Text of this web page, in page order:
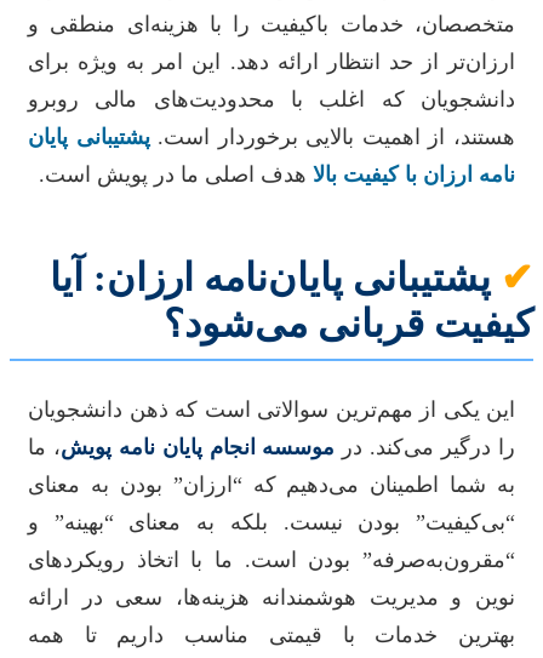
متخصصان، خدمات باکیفیت را با هزینه‌ای منطقی و
ارزان‌تر از حد انتظار ارائه دهد. این امر به ویژه برای
دانشجویان که اغلب با محدودیت‌های مالی روبرو
هستند، از اهمیت بالایی برخوردار است.پشتیبانی پایان
نامه ارزان با کیفیت بالا هدف اصلی ما در پویش است.
✔ پشتیبانی پایان‌نامه ارزان: آیا
کیفیت قربانی می‌شود؟
این یکی از مهم‌ترین سوالاتی است که ذهن دانشجویان
را درگیر می‌کند. در موسسه انجام پایان نامه پویش، ما
به شما اطمینان می‌دهیم که “ارزان” بودن به معنای
“بی‌کیفیت” بودن نیست. بلکه به معنای “بهینه” و
“مقرون‌به‌صرفه” بودن است. ما با اتخاذ رویکردهای
نوین و مدیریت هوشمندانه هزینه‌ها، سعی در ارائه
بهترین خدمات با قیمتی مناسب داریم تا همه